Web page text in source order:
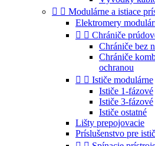
  Modulárne a istiace
Elektromery
  Chrániče
Chrániče bez
Chrániče
ochranou
  Ističe modulárne
Ističe 1-fázové
Ističe 3-fázové
Ističe ostatné
Lišty prepojovacie
Príslušenstvo pre